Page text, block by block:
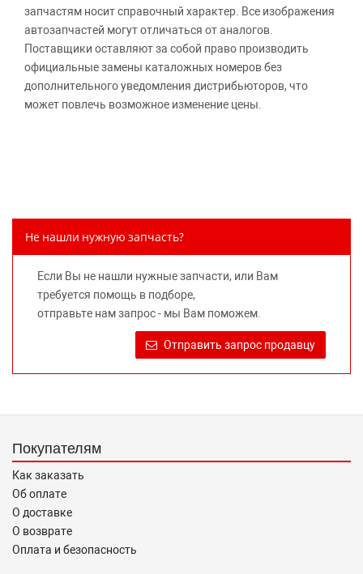
запчастям носит справочный характер. Все изображения
автозапчастей могут отличаться от аналогов.
Поставщики оставляют за собой право производить
официальные замены каталожных номеров без
дополнительного уведомления дистрибьюторов, что
может повлечь возможное изменение цены.
предлагаемых к продаже запасных частей для
правообладателей указанных товарных знаков.
Требование предоставлять покупателю необходимую и
достоверную информацию о товаре, предлагаемом к
продаже, обеспечивающую возможность их правильного
выбора возложено на продавца (изготовителя) Законом
«О защите прав потребителей».
Не нашли нужную запчасть?
Если Вы не нашли нужные запчасти, или Вам
требуется помощь в подборе,
отправьте нам запрос - мы Вам поможем.
Отправить запрос продавцу
Покупателям
Как заказать
Об оплате
О доставке
О возврате
Оплата и безопасность